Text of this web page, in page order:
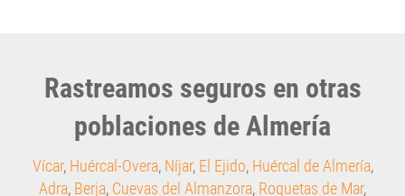
poblaciones de Almería
Huércal-Overa,Níjar,El Ejido ,Huércal de Almería
Adra , Berja,Cuevas del Almanzora , Roquetas de Mar,
Almería,Vera, etc..